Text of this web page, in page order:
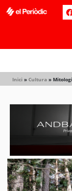
Inici » Cultura »